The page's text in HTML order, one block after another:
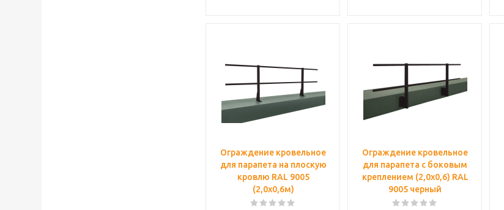
Ограждение кровельное
для парапета на плоскую
кровлю RAL 9005
(2,0х0,6м)
Ограждение кровельное
для парапета с боковым
креплением (2,0х0,6) RAL
9005 черный